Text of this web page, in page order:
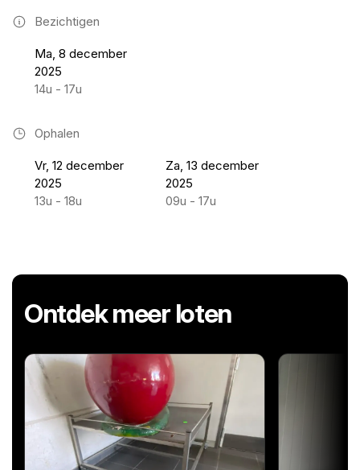
Bezichtigen
Ma, 8 december
2025
14u - 17u
Ophalen
Vr, 12 december
2025
13u - 18u
Za, 13 december
2025
09u - 17u
Ontdek meer loten